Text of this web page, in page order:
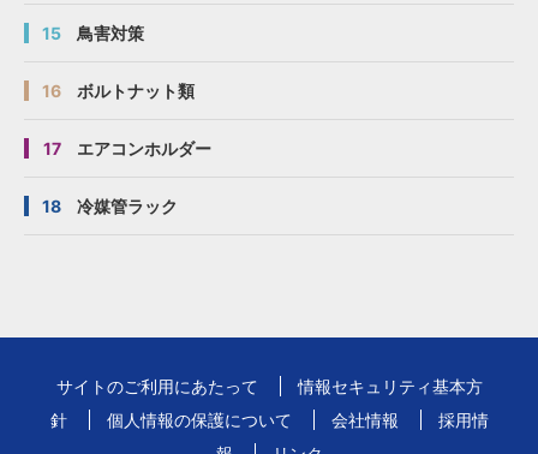
15 鳥害対策
16 ボルトナット類
17 エアコンホルダー
18 冷媒管ラック
サイトのご利用にあたって
情報セキュリティ基本方
針
個人情報の保護について 会社情報
採用情